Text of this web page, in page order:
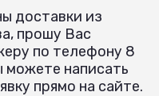
доставки из
прошу Вас
по телефону 8
написать
прямо на сайте.